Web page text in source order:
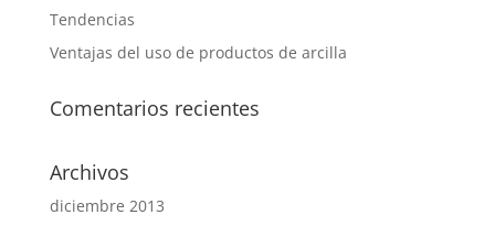
Tendencias
Ventajas del uso de productos de arcilla
Comentarios recientes
Archivos
diciembre 2013